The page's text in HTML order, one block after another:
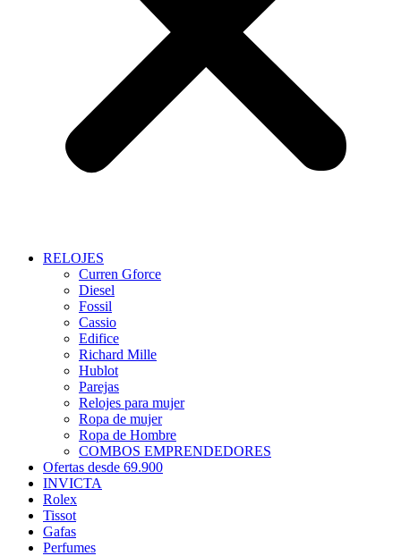
RELOJES
Curren Gforce
Diesel
Fossil
Cassio
Edifice
Richard Mille
Hublot
Parejas
Relojes para mujer
Ropa de mujer
Ropa de Hombre
COMBOS EMPRENDEDORES
Ofertas desde 69.900
INVICTA
Rolex
Tissot
Gafas
Perfumes